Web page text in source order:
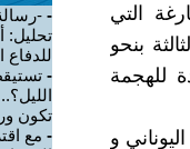
التي
الثالثة بنحو
للهجمة
و
-
-
تحليل:
-
تكون
- مع